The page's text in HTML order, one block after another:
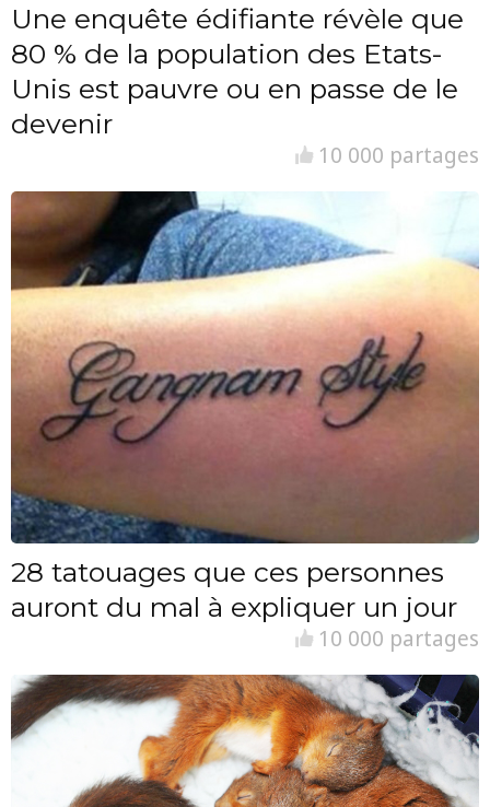
Une enquête édifiante révèle que
80 % de la population des Etats-
Unis est pauvre ou en passe de le
devenir
10 000 partages
28 tatouages que ces personnes
auront du mal à expliquer un jour
10 000 partages